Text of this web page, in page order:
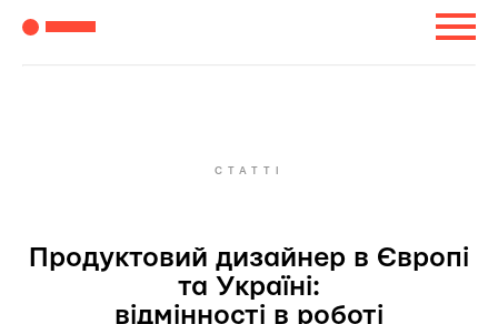
СТАТТІ
Продуктовий дизайнер в Європі
та Україні:
відмінності в роботі